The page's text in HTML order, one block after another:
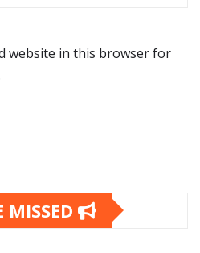
website in this browser for
MISSED